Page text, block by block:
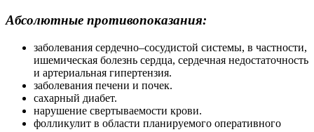
Абсолютные противопоказания:
заболевания сердечно–сосудистой системы, в частности,
ишемическая болезнь сердца, сердечная недостаточность
и артериальная гипертензия.
заболевания печени и почек.
сахарный диабет.
нарушение свертываемости крови.
фолликулит в области планируемого оперативного